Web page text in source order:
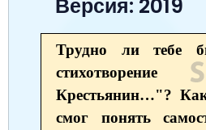
Окружающий
Русский
Музыка
Английский
Литературное
Окружающий
Технология
Русский
Биология
Немецкий
7 класс
Немецкий
Алгебра
8 класс
История
9 класс
10 класс
Версия: 2019
Трудно ли тебе
Крестьянин…"?
смог понять